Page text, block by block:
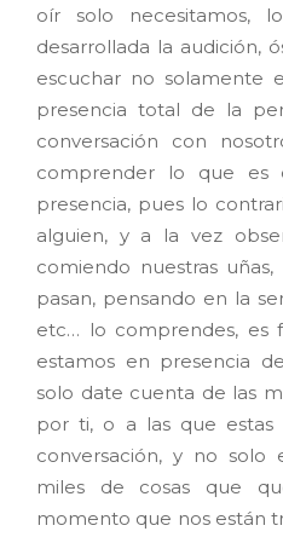
oír solo necesitamos,
desarrollada la audición,
escuchar no solamente
presencia total de la
conversación con
comprender lo que es
presencia, pues lo
alguien, y a la vez
comiendo nuestras
pasan, pensando en la
etc… lo comprendes, es
estamos en presencia
solo date cuenta de las
por ti, o a las que
conversación, y no solo
miles de cosas que
momento que nos están